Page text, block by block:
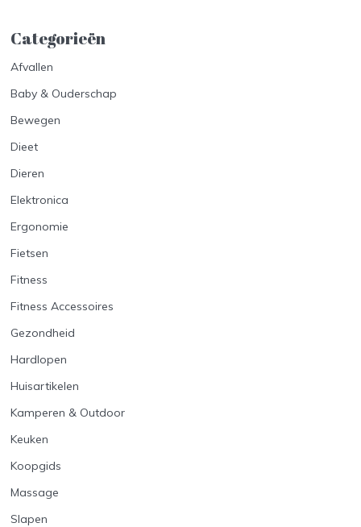
Categorieën
Afvallen
Baby & Ouderschap
Bewegen
Dieet
Dieren
Elektronica
Ergonomie
Fietsen
Fitness
Fitness Accessoires
Gezondheid
Hardlopen
Huisartikelen
Kamperen & Outdoor
Keuken
Koopgids
Massage
Slapen